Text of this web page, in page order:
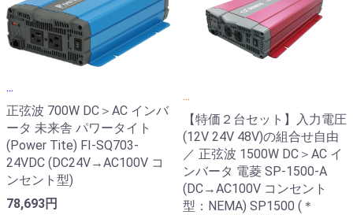
...
正弦波 700W DC＞AC インバ
ータ 未来舎 パワータイト
(Power Tite) FI-SQ703-
24VDC (DC24V→AC100V コ
ンセント型)
78,693円
...
【特価２台セット】入力電圧
(12V 24V 48V)の組合せ自由
／ 正弦波 1500W DC＞AC イ
ンバータ 電菱 SP-1500-A
(DC→AC100V コンセント
型：NEMA) SP1500 (＊